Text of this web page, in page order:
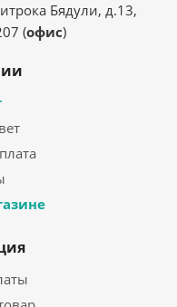
Бядули, д.13,
(офис)